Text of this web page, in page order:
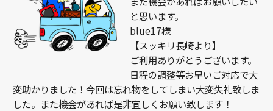
と思います。
blue17様
【スッキリ長崎より】
ご利用ありがとうございます。
日程の調整等お早いご対応で大
変助かりました！今回は忘れ物をしてしまい大変失礼致しま
した。また機会があれば是非宜しくお願い致します！